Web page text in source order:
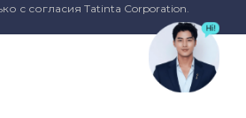
с согласия Tatinta Corporation.